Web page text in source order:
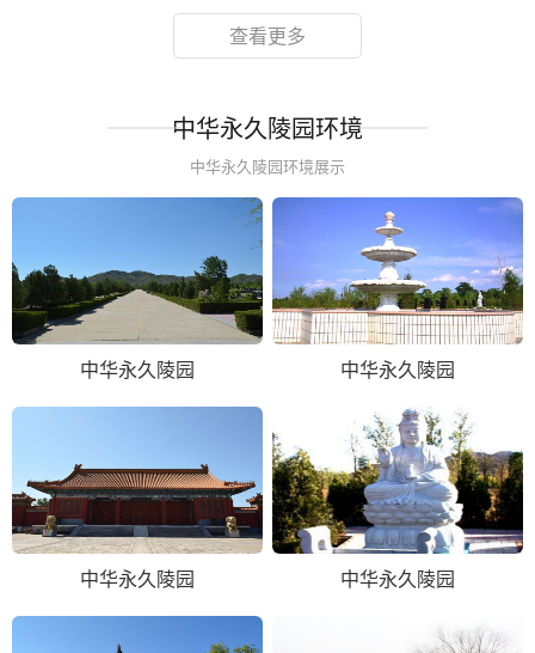
查看更多
中华永久陵园环境
中华永久陵园环境展示
中华永久陵园 中华永久陵园
中华永久陵园 中华永久陵园